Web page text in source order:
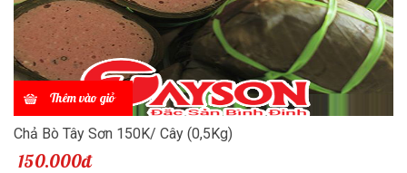
Thêm vào giỏ
Chả Bò Tây Sơn 150K/ Cây (0,5Kg)
150.000đ